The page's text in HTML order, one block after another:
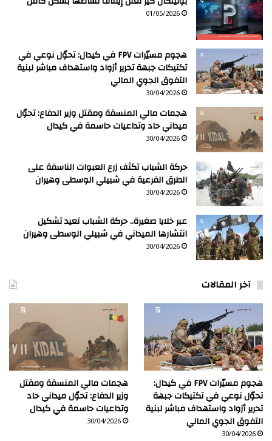
01/05/2026
هجوم مسيّرات FPV في كيدال: تحوّل نوعي في
تكتيكات جبهة تحرير أزواد واستهداف مباشر لبنية
التفوق الجوي المالي
30/04/2026
هجمات مالي المنسقة ومقتل وزير الدفاع: تحوّل
ميداني حاد وتداعيات حاسمة في كيدال
30/04/2026
حركة الشباب تكثف زرع العبوات الناسفة على
الطرق الفرعية في شبيلي الوسطى وهيران
30/04/2026
عبر خلايا صغيرة.. حركة الشباب تعيد تشكيل
انتشارها الميداني في شبيلي الوسطى وهيران
30/04/2026
آخر المقالات
هجوم مسيّرات FPV في كيدال:
تحوّل نوعي في تكتيكات جبهة
تحرير أزواد واستهداف مباشر لبنية
التفوق الجوي المالي
30/04/2026
هجمات مالي المنسقة ومقتل
وزير الدفاع: تحوّل ميداني حاد
وتداعيات حاسمة في كيدال
30/04/2026